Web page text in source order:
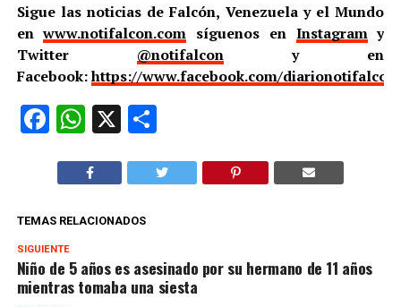
Sigue las noticias de Falcón, Venezuela y el Mundo
enwww.notifalcon.com síguenos en Instagramy
Twitter @notifalcony en
Facebook:https://www.facebook.com/
Facebook
WhatsApp
X Compartir
TEMAS RELACIONADOS
SIGUIENTE
Niño de 5 años es asesinado por su hermano de 11 años
mientras tomaba una siesta